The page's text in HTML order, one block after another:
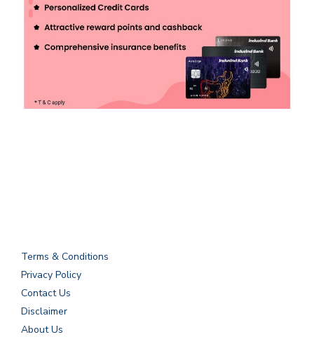
Terms & Conditions
Privacy Policy
Contact Us
Disclaimer
About Us